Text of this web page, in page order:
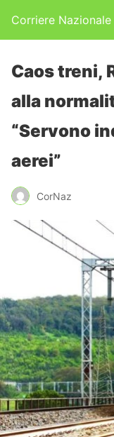
Corriere Nazionale
Caos treni,
alla
“Servono
aerei”
CorNaz